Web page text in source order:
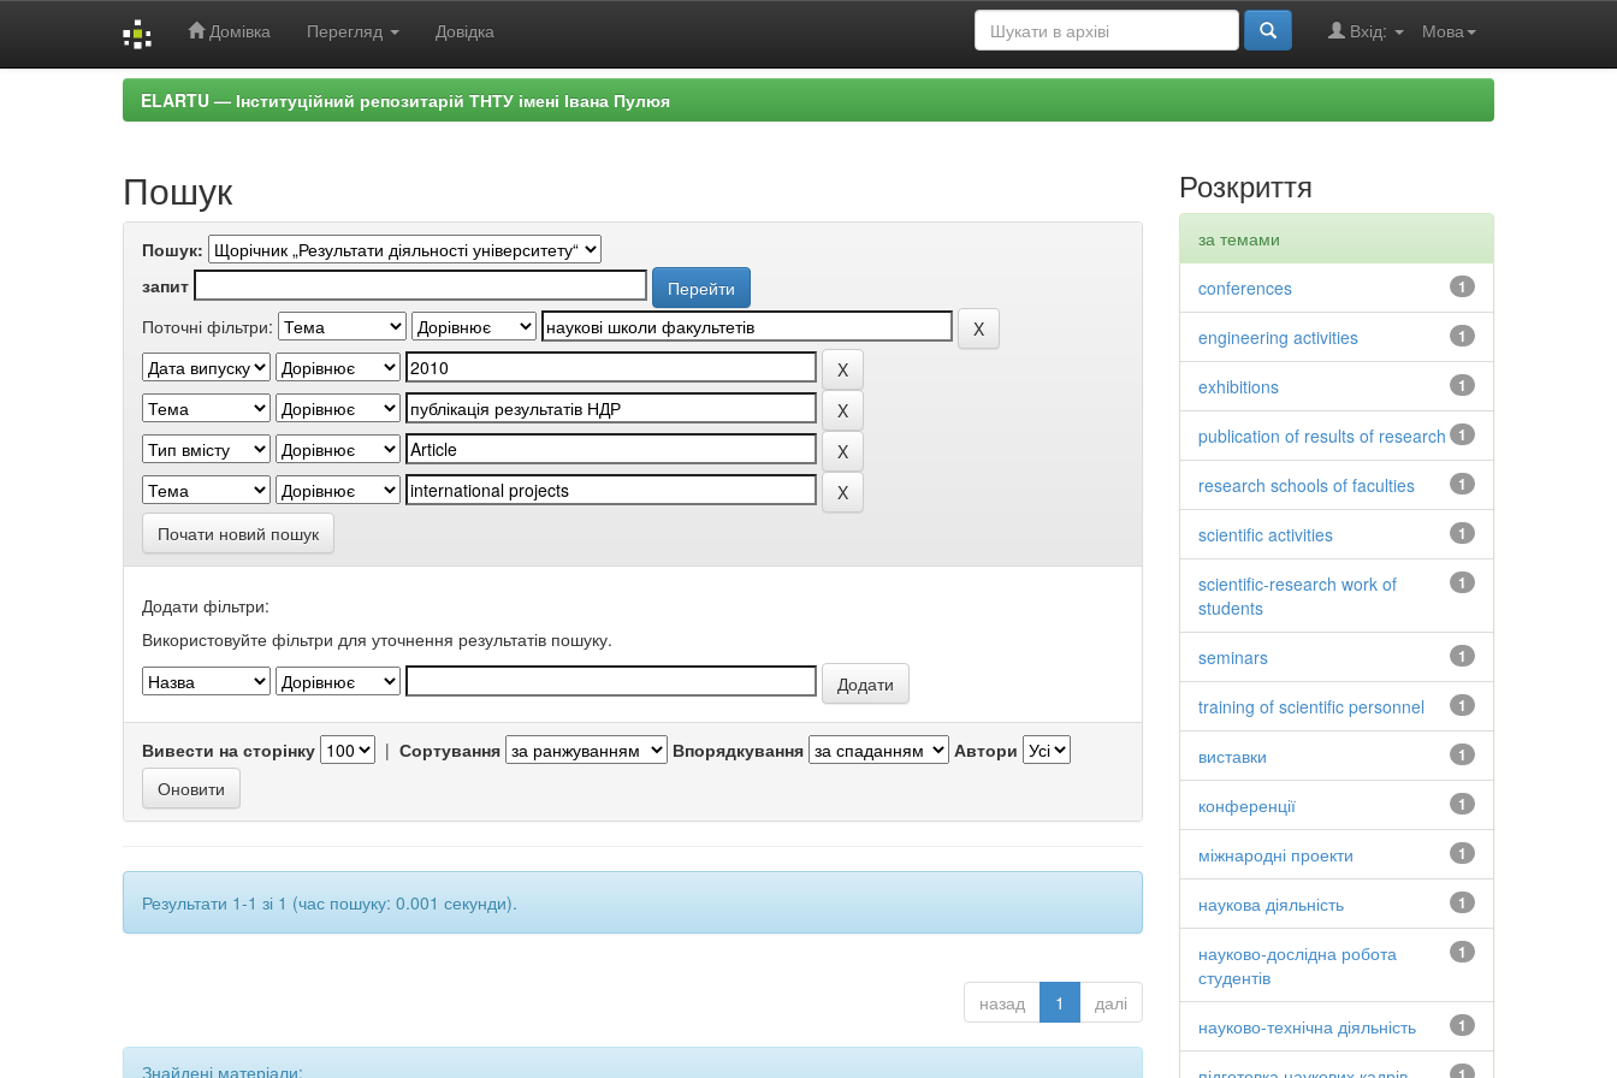
Домівка Перегляд Довідка Мова
Вхід:
ELARTU — Інституційний репозитарій ТНТУ імені Івана Пулюя
Пошук
Пошук:
запит
Поточні фільтри:
Почати новий пошук
Додати фільтри:
Використовуйте фільтри для уточнення результатів пошуку.
Вивести на сторінку | Сортування Впорядкування Автори
Результати 1-1 зі 1 (час пошуку: 0.001 секунди).
назад 1 далі
Знайдені матеріали:
Розкриття
за темами
1
conferences
1
engineering activities
1
exhibitions
1
publication of results of research
1
research schools of faculties
1
scientific activities
1
scientific-research work of
students
1
seminars
1
training of scientific personnel
1
виставки
1
конференції
1
міжнародні проекти
1
наукова діяльність
1
науково-дослідна робота
студентів
1
науково-технічна діяльність